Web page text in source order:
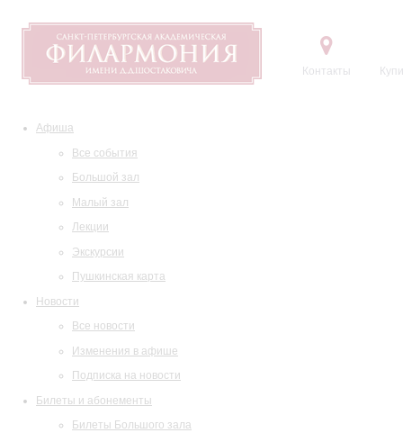
Контакты
Афиша
Все события
Большой зал
Малый зал
Лекции
Экскурсии
Пушкинская карта
Новости
Все новости
Изменения в афише
Подписка на новости
Билеты и абонементы
Билеты Большого зала